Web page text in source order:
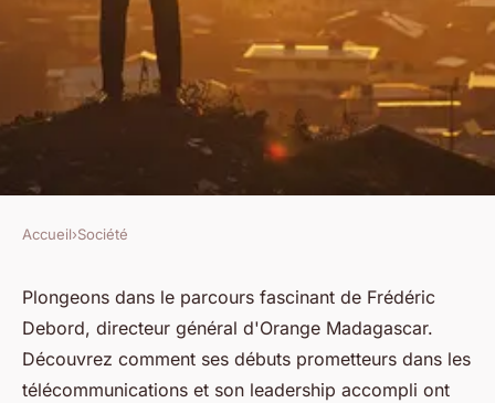
Le parcours inspirant du
directeur général d'orange
madagascar
Accueil›Société
Plongeons dans le parcours fascinant de Frédéric
Debord, directeur général d'Orange Madagascar.
Découvrez comment ses débuts prometteurs dans les
télécommunications et son leadership accompli ont